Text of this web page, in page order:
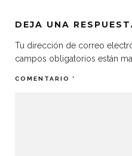
DEJA UNA
Tu dirección de correo
campos obligatorios están
COMENTARIO *